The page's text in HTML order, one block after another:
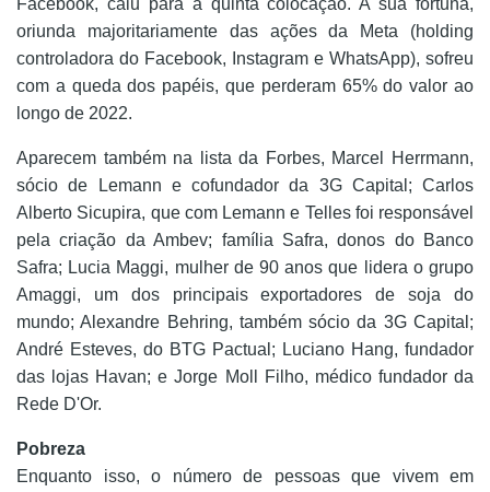
oriunda majoritariamente das ações da Meta (holding
controladora do Facebook, Instagram e WhatsApp), sofreu
com a queda dos papéis, que perderam 65% do valor ao
longo de 2022.
Aparecem também na lista da Forbes, Marcel Herrmann,
sócio de Lemann e cofundador da 3G Capital; Carlos
Alberto Sicupira, que com Lemann e Telles foi responsável
pela criação da Ambev; família Safra, donos do Banco
Safra; Lucia Maggi, mulher de 90 anos que lidera o grupo
Amaggi, um dos principais exportadores de soja do
mundo; Alexandre Behring, também sócio da 3G Capital;
André Esteves, do BTG Pactual; Luciano Hang, fundador
das lojas Havan; e Jorge Moll Filho, médico fundador da
Rede D'Or.
Pobreza
Enquanto isso, o número de pessoas que vivem em